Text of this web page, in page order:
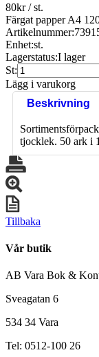
80kr/ st.
Färgat papper A4
Artikelnummer:
Enhet:st.
Lagerstatus:I lager
St:
Lägg i varukorg
Beskrivning
tjocklek. 50 ark i
Tillbaka
Vår butik
AB Vara Bok &
Sveagatan 6
534 34 Vara
Tel: 0512-100 26